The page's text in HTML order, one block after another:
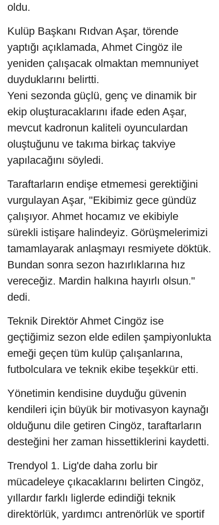
oldu.
Kulüp Başkanı Rıdvan Aşar, törende
yaptığı açıklamada, Ahmet Cingöz ile
yeniden çalışacak olmaktan memnuniyet
duyduklarını belirtti.
Yeni sezonda güçlü, genç ve dinamik bir
ekip oluşturacaklarını ifade eden Aşar,
mevcut kadronun kaliteli oyunculardan
oluştuğunu ve takıma birkaç takviye
yapılacağını söyledi.
Taraftarların endişe etmemesi gerektiğini
vurgulayan Aşar, "Ekibimiz gece gündüz
çalışıyor. Ahmet hocamız ve ekibiyle
sürekli istişare halindeyiz. Görüşmelerimizi
tamamlayarak anlaşmayı resmiyete döktük.
Bundan sonra sezon hazırlıklarına hız
vereceğiz. Mardin halkına hayırlı olsun."
dedi.
Teknik Direktör Ahmet Cingöz ise
geçtiğimiz sezon elde edilen şampiyonlukta
emeği geçen tüm kulüp çalışanlarına,
futbolculara ve teknik ekibe teşekkür etti.
Yönetimin kendisine duyduğu güvenin
kendileri için büyük bir motivasyon kaynağı
olduğunu dile getiren Cingöz, taraftarların
desteğini her zaman hissettiklerini kaydetti.
Trendyol 1. Lig'de daha zorlu bir
mücadeleye çıkacaklarını belirten Cingöz,
yıllardır farklı liglerde edindiği teknik
direktörlük, yardımcı antrenörlük ve sportif